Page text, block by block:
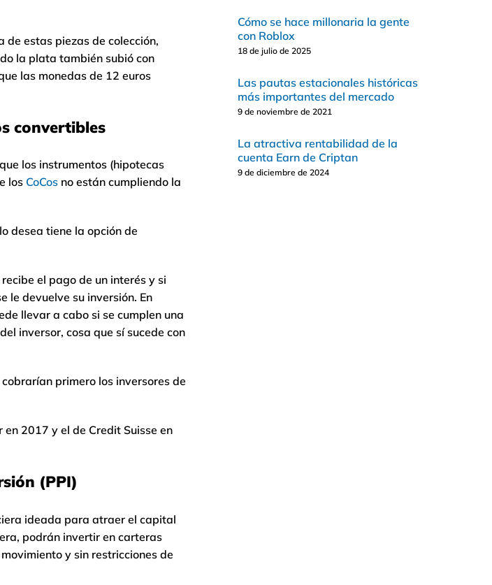
de estas piezas de colección,
la plata también subió con
las monedas de 12 euros
convertibles
que los instrumentos (hipotecas
los CoCos no están cumpliendo la
desea tiene la opción de
el pago de un interés y si
le devuelve su inversión. En
llevar a cabo si se cumplen una
inversor, cosa que sí sucede con
primero los inversores de
2017 y el de Credit Suisse en
(PPI)
ideada para atraer el capital
podrán invertir en carteras
y sin restricciones de
Cómo se hace millonaria la gente
con Roblox
18 de julio de 2025
Las pautas estacionales históricas
más importantes del mercado
9 de noviembre de 2021
La atractiva rentabilidad de la
cuenta Earn de Criptan
9 de diciembre de 2024